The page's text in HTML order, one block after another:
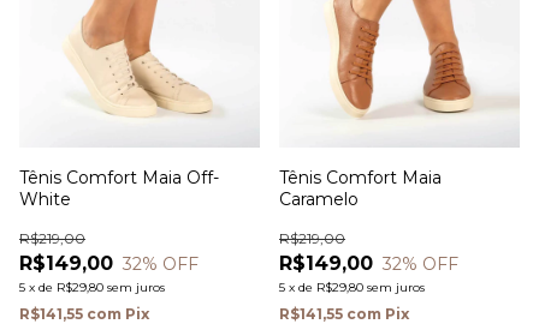
Tênis Comfort Maia Off-
White
R$149,00
R$219,00
32% OFF
5 x de R$29,80 sem juros
R$141,55 com Pix
Tênis Comfort Maia
Caramelo
R$149,00
R$219,00
32% OFF
5 x de R$29,80 sem juros
R$141,55 com Pix